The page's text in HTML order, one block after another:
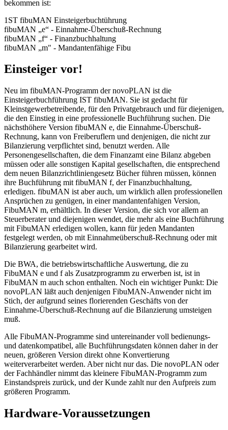
bekommen ist:
1ST fibuMAN Einsteigerbuchtührung
fibuMAN „e“ - Einnahme-Überschuß-Rechnung
fibuMAN „f“ - Finanzbuchhaltung
fibuMAN „m" - Mandantenfähige Fibu
Einsteiger vor!
Neu im fibuMAN-Programm der novoPLAN ist die
Einsteigerbuchführung IST fibuMAN. Sie ist gedacht für
Kleinstgewerbetreibende, für den Privatgebrauch und für diejenigen,
die den Einstieg in eine professionelle Buchführung suchen. Die
nächsthöhere Version fibuMAN e, die Einnahme-Überschuß-
Rechnung, kann von Freiberuflern und denjenigen, die nicht zur
Bilanzierung verpflichtet sind, benutzt werden. Alle
Personengesellschaften, die dem Finanzamt eine Bilanz abgeben
müssen oder alle sonstigen Kapital gesellschaften, die entsprechend
dem neuen Bilanzrichtliniengesetz Bücher führen müssen, können
ihre Buchführung mit fibuMAN f, der Finanzbuchhaltung,
erledigen. fibuMAN ist aber auch, um wirklich allen professionellen
Ansprüchen zu genügen, in einer mandantenfahigen Version,
FibuMAN m, erhältlich. In dieser Version, die sich vor allem an
Steuerberater und diejenigen wendet, die mehr als eine Buchführung
mit FibuMAN erledigen wollen, kann für jeden Mandanten
festgelegt werden, ob mit Einnahmeüberschuß-Rechnung oder mit
Bilanzierung gearbeitet wird.
Die BWA, die betriebswirtschaftliche Auswertung, die zu
FibuMAN e und f als Zusatzprogramm zu erwerben ist, ist in
FibuMAN m auch schon enthalten. Noch ein wichtiger Punkt: Die
novoPLAN läßt auch denjenigen FibuMAN-Anwender nicht im
Stich, der aufgrund seines florierenden Geschäfts von der
Einnahme-Überschuß-Rechnung auf die Bilanzierung umsteigen
muß.
Alle FibuMAN-Programme sind untereinander voll bedienungs-
und datenkompatibel, alle Buchführungsdaten können daher in der
neuen, größeren Version direkt ohne Konvertierung
weiterverarbeitet werden. Aber nicht nur das. Die novoPLAN oder
der Fachhändler nimmt das kleinere FibuMAN-Programm zum
Einstandspreis zurück, und der Kunde zahlt nur den Aufpreis zum
größeren Programm.
Hardware-Voraussetzungen